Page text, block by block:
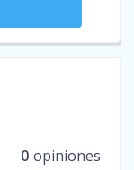
0 opiniones